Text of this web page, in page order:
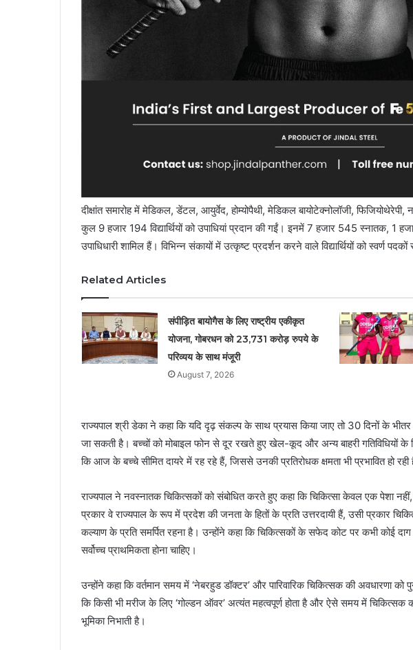
दीक्षांत समारोह में मेडिकल, डेंटल, आयुर्वेद, होम्योपैथी, मेडिकल बायोटेक्नोलॉजी, फिजियोथेरेपी,
कुल 9 हजार 194 विद्यार्थियों को उपाधियां प्रदान की गईं। इनमें 7 हजार 545 स्नातक, 1
उपाधिधारी शामिल हैं। विभिन्न संकायों में उत्कृष्ट प्रदर्शन करने वाले विद्यार्थियों को स्वर्ण पदकों
Related Articles
संपीड़ित बायोगैस के लिए राष्ट्रीय एकीकृत
योजना, गोबरधन को 23,731 करोड़ रुपये के
परिव्यय के साथ मंजूरी
August 7, 2026
राज्यपाल श्री डेका ने कहा कि यदि दृढ़ संकल्प के साथ प्रयास किया जाए तो 30 दिनों के
जा सकती है। बच्चों को मोबाइल फोन से दूर रखते हुए खेल-कूद और अन्य बाहरी गतिविधियों के
कि आज के बच्चे सीमित दायरे में रह रहे हैं, जिससे उनकी प्रतिरोधक क्षमता भी प्रभावित हो रही
राज्यपाल ने नवस्नातक चिकित्सकों को संबोधित करते हुए कहा कि चिकित्सा केवल एक पेशा
प्रकार वे राज्यपाल के रूप में प्रदेश की जनता के हितों के प्रति उत्तरदायी हैं, उसी प्रकार
कल्याण के प्रति समर्पित रहना है। उन्होंने कहा कि चिकित्सकों के सफेद कोट पर कभी कोई
सर्वोच्च प्राथमिकता होना चाहिए।
उन्होंने कहा कि वर्तमान समय में ‘नेबरहुड डॉक्टर’ और पारिवारिक चिकित्सक की अवधारणा
कि किसी भी मरीज के लिए ‘गोल्डन ऑवर’ अत्यंत महत्वपूर्ण होता है और ऐसे समय में चिकित्सक की
भूमिका निभाती है।